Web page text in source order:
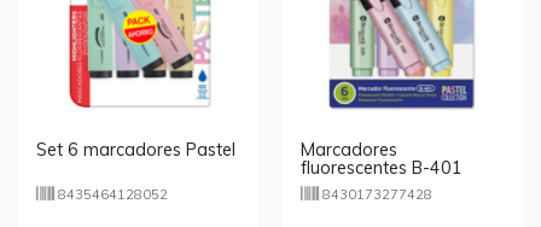
Set 6 marcadores Pastel
8435464128052
Marcadores
fluorescentes B-401
Pastel Collection
8430173277428